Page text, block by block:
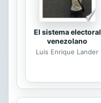
El sistema electoral
venezolano
Luis Enrique Lander